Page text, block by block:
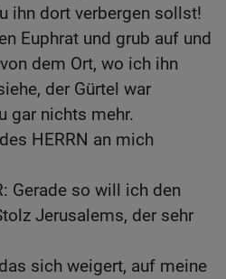
ihn dort verbergen sollst!
Euphrat und grub auf und
dem Ort, wo ich ihn
der Gürtel war
gar nichts mehr.
HERRN an mich
Gerade so will ich den
Jerusalems, der sehr
sich weigert, auf meine